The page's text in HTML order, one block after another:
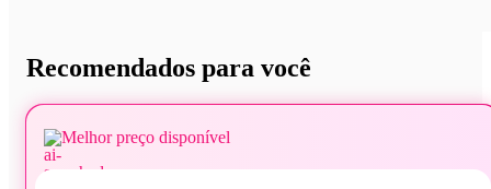
Recomendados para você
Melhor preço disponível